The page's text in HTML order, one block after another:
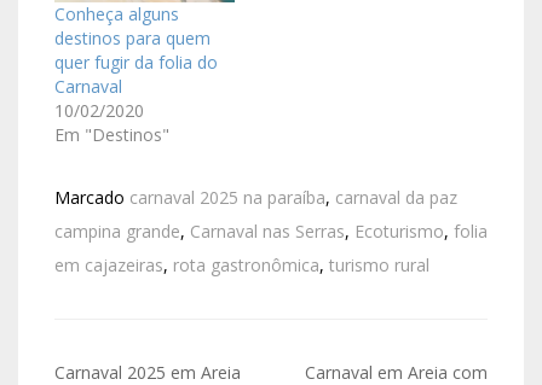
Conheça alguns
destinos para quem
quer fugir da folia do
Carnaval
10/02/2020
Em "Destinos"
Marcado carnaval 2025 na paraíba, carnaval da paz
campina grande, Carnaval nas Serras, Ecoturismo, folia
em cajazeiras, rota gastronômica, turismo rural
Carnaval 2025 em Areia
Carnaval em Areia com